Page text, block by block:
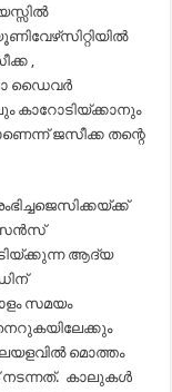
,
ഡൈവർ
കാറോടിയ്ക്കാനും
ജസീക്ക തന്റെ
ആദ്യ
സമയം
മൊത്തം
നടന്നത്. കാലുകൾ